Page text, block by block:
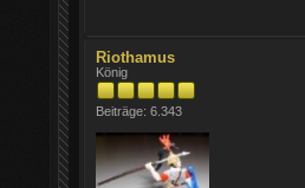
Riothamus
König
Beiträge: 6.343